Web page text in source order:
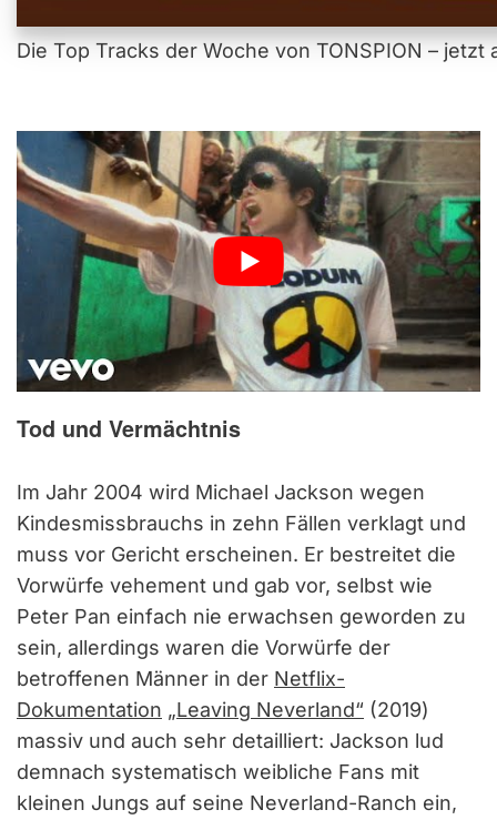
Die Top Tracks der Woche von TONSPION –
Tod und Vermächtnis
Im Jahr 2004 wird Michael Jackson wegen
Kindesmissbrauchs in zehn Fällen verklagt und
muss vor Gericht erscheinen. Er bestreitet die
Vorwürfe vehement und gab vor, selbst wie
Peter Pan einfach nie erwachsen geworden zu
sein, allerdings waren die Vorwürfe der
betroffenen Männer in der Netflix-
Dokumentation „Leaving Neverland“ (2019)
massiv und auch sehr detailliert: Jackson lud
demnach systematisch weibliche Fans mit
kleinen Jungs auf seine Neverland-Ranch ein,